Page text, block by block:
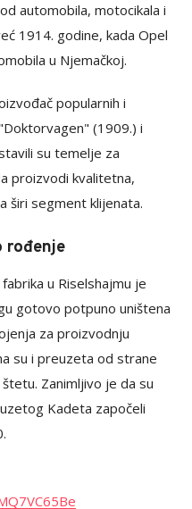
automobila, motocikala i
1914. godine, kada Opel
u Njemačkoj.
popularnih i
(1909.) i
su temelje za
proizvodi kvalitetna,
širi segment klijenata.
rođenje
u Riselshajmu je
gotovo potpuno uništena
za proizvodnju
su i preuzeta od strane
Zanimljivo je da su
Kadeta započeli